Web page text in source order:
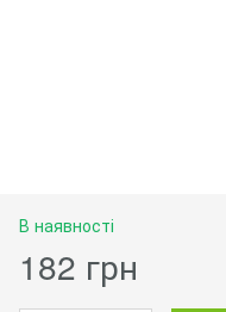
В наявності
182 грн